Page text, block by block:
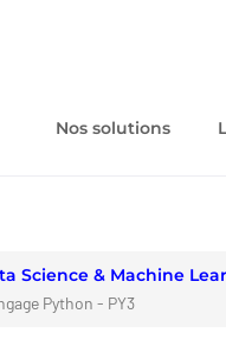
Nos solutions
Science & Machine
Python - PY3